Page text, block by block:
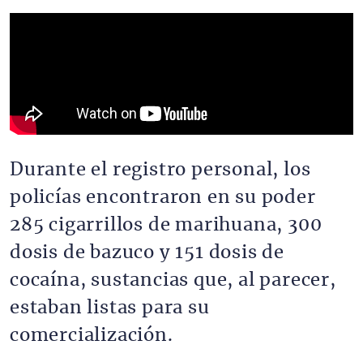
Durante el registro personal, los
policías encontraron en su poder
285 cigarrillos de marihuana, 300
dosis de bazuco y 151 dosis de
cocaína, sustancias que, al parecer,
estaban listas para su
comercialización.